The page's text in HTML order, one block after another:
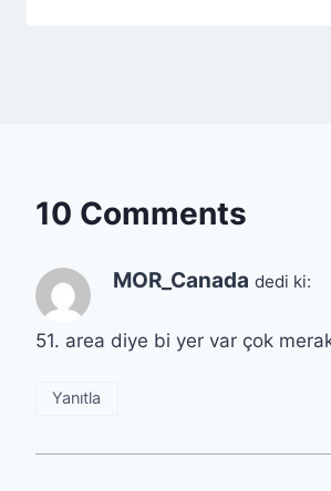
10 Comments
MOR_Canada dedi ki:
51. area diye bi yer var çok
Yanıtla